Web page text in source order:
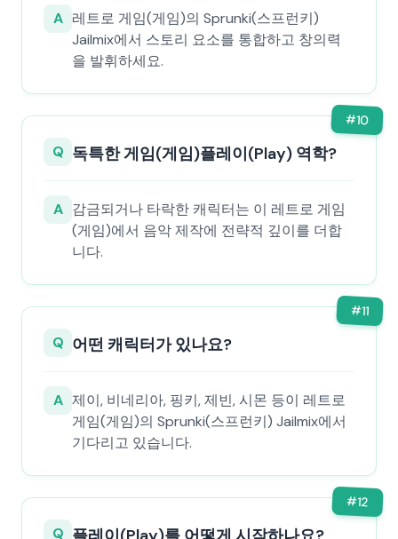
A 레트로 게임(게임)의 Sprunki(스프런키)
Jailmix에서 스토리 요소를 통합하고 창의력
을 발휘하세요.
#10
Q 독특한 게임(게임)플레이(Play) 역학?
A 감금되거나 타락한 캐릭터는 이 레트로 게임
(게임)에서 음악 제작에 전략적 깊이를 더합
니다.
#11
Q 어떤 캐릭터가 있나요?
A 제이, 비네리아, 핑키, 제빈, 시몬 등이 레트로
게임(게임)의 Sprunki(스프런키) Jailmix에서
기다리고 있습니다.
#12
Q